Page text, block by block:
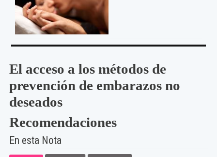
El acceso a los métodos de
prevención de embarazos no
deseados
Recomendaciones
En esta Nota